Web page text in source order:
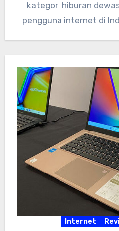
kategori hiburan
pengguna internet di
Internet